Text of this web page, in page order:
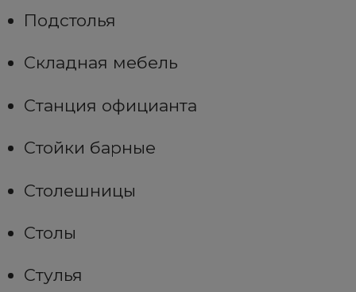
Подстолья
Складная мебель
Станция официанта
Стойки барные
Столешницы
Столы
Стулья